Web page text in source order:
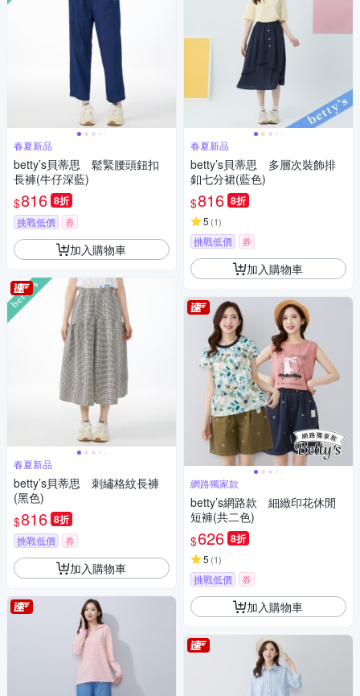
春夏新品
betty’s貝蒂思 鬆緊腰頭鈕扣
長褲(牛仔深藍)
$816 8折
挑戰低價 券
加入購物車
春夏新品
betty’s貝蒂思 刺繡格紋長褲
(黑色)
$816 8折
挑戰低價 券
加入購物車
春夏新品
betty’s貝蒂思 多層次裝飾排
釦七分裙(藍色)
$816 8折
5 (1)
挑戰低價 券
加入購物車
網路獨家款
betty’s網路款 細緻印花休閒
短褲(共二色)
$626 8折
5 (1)
挑戰低價 券
加入購物車